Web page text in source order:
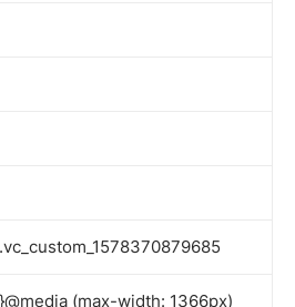
.vc_custom_1578370879685
}@media (max-width: 1366px)